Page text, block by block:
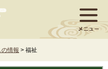
の情報 > 福祉